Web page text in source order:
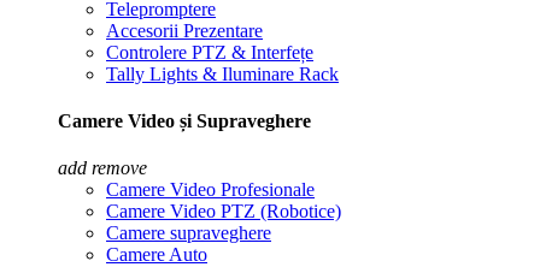
Telepromptere
Accesorii Prezentare
Controlere PTZ & Interfețe
Tally Lights & Iluminare Rack
Camere Video și Supraveghere
add remove
Camere Video Profesionale
Camere Video PTZ (Robotice)
Camere supraveghere
Camere Auto